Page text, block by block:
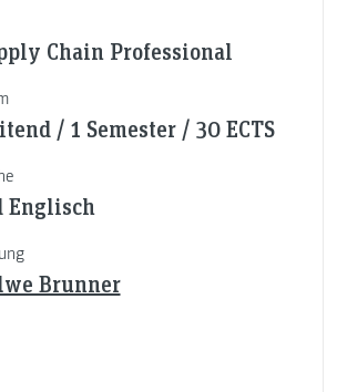
Chain Professional
/ 1 Semester / 30 ECTS
Englisch
Brunner